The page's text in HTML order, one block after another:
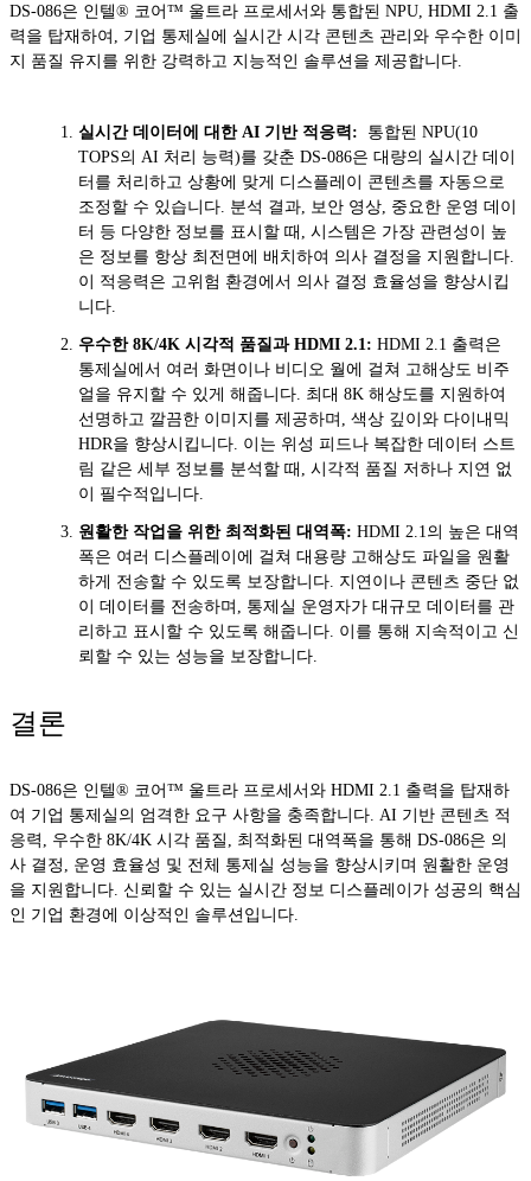
DS-086은 인텔® 코어™ 울트라 프로세서와 통합된 NPU, HDMI 2.1 출
력을 탑재하여, 기업 통제실에 실시간 시각 콘텐츠 관리와 우수한 이미
지 품질 유지를 위한 강력하고 지능적인 솔루션을 제공합니다.
실시간 데이터에 대한 AI 기반 적응력: 통합된 NPU(10
TOPS의 AI 처리 능력)를 갖춘 DS-086은 대량의 실시간 데이
터를 처리하고 상황에 맞게 디스플레이 콘텐츠를 자동으로
조정할 수 있습니다. 분석 결과, 보안 영상, 중요한 운영 데이
터 등 다양한 정보를 표시할 때, 시스템은 가장 관련성이 높
은 정보를 항상 최전면에 배치하여 의사 결정을 지원합니다.
이 적응력은 고위험 환경에서 의사 결정 효율성을 향상시킵
니다.
우수한 8K/4K 시각적 품질과 HDMI 2.1 : HDMI 2.1 출력은
통제실에서 여러 화면이나 비디오 월에 걸쳐 고해상도 비주
얼을 유지할 수 있게 해줍니다. 최대 8K 해상도를 지원하여
선명하고 깔끔한 이미지를 제공하며, 색상 깊이와 다이내믹
HDR을 향상시킵니다. 이는 위성 피드나 복잡한 데이터 스트
림 같은 세부 정보를 분석할 때, 시각적 품질 저하나 지연 없
이 필수적입니다.
원활한 작업을 위한 최적화된 대역폭: HDMI 2.1의 높은 대역
폭은 여러 디스플레이에 걸쳐 대용량 고해상도 파일을 원활
하게 전송할 수 있도록 보장합니다. 지연이나 콘텐츠 중단 없
이 데이터를 전송하며, 통제실 운영자가 대규모 데이터를 관
리하고 표시할 수 있도록 해줍니다. 이를 통해 지속적이고 신
뢰할 수 있는 성능을 보장합니다.
결론
DS-086은 인텔® 코어™ 울트라 프로세서와 HDMI 2.1 출력을 탑재하
여 기업 통제실의 엄격한 요구 사항을 충족합니다. AI 기반 콘텐츠 적
응력, 우수한 8K/4K 시각 품질, 최적화된 대역폭을 통해 DS-086은 의
사 결정, 운영 효율성 및 전체 통제실 성능을 향상시키며 원활한 운영
을 지원합니다. 신뢰할 수 있는 실시간 정보 디스플레이가 성공의 핵심
인 기업 환경에 이상적인 솔루션입니다.